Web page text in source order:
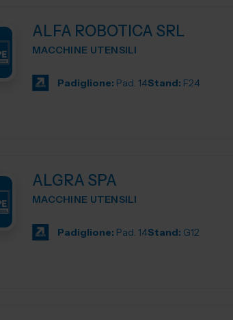
ALFA ROBOTICA SRL
MACCHINE UTENSILI
Padiglione: Pad. 14Stand: F24
ALGRA SPA
MACCHINE UTENSILI
Padiglione: Pad. 14Stand: G12